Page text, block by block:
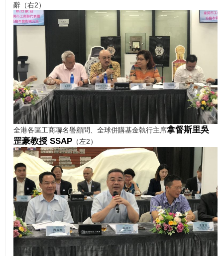
辭（右2）
全港各區工商聯名譽顧問、全球併購基金執行主席拿督斯里吳
罡豪教授 SSAP （左2）